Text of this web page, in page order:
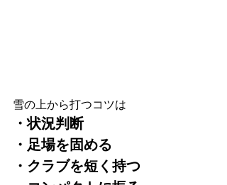
雪の上から打つコツは
・状況判断
・足場を固める
・クラブを短く持つ